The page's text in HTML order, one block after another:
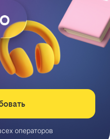
операторов